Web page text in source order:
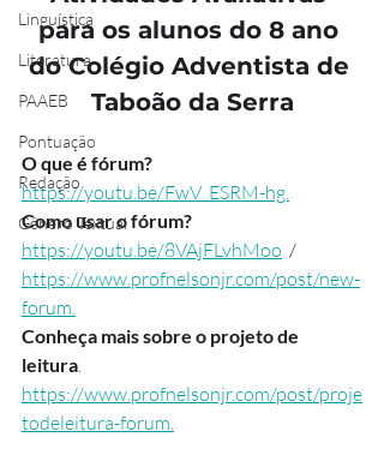
Linguística
Literatura
PAAEB
Pontuação
Redação
Gênero Textual
para os alunos do 8 ano
do Colégio Adventista de
Taboão da Serra
O que é fórum?
https://youtu.be/FwV_ESRM-hg.
Como usar o fórum?
https://youtu.be/8VAjFLvhMoo
  /
https://www.profnelsonjr.com/post/new-
forum.
Conheça mais sobre o projeto de
leitura.
https://www.profnelsonjr.com/post/proje
todeleitura-forum.